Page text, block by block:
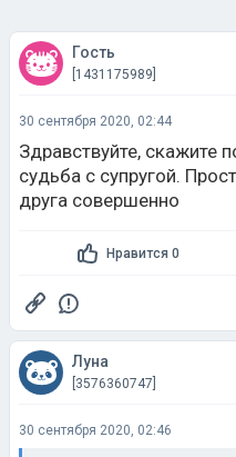
Гость
[1431175989]
30 сентября 2020, 02:44
Здравствуйте, скажите
судьба с супругой.
друга совершенно
Нравится 0
Луна
[3576360747]
30 сентября 2020, 02:46